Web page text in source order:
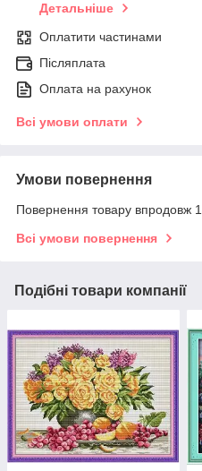
Детальніше
Оплатити частинами
Післяплата
Оплата на рахунок
Всі умови оплати
Умови повернення
Повернення товару впродовж
Всі умови повернення
Подібні товари компанії